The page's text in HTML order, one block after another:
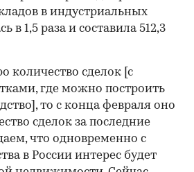
в индустриальных
в 1,5 раза и составила 512,3
количество сделок [с
где можно построить
то с конца февраля оно
сделок за последние
что одновременно с
в России интерес будет